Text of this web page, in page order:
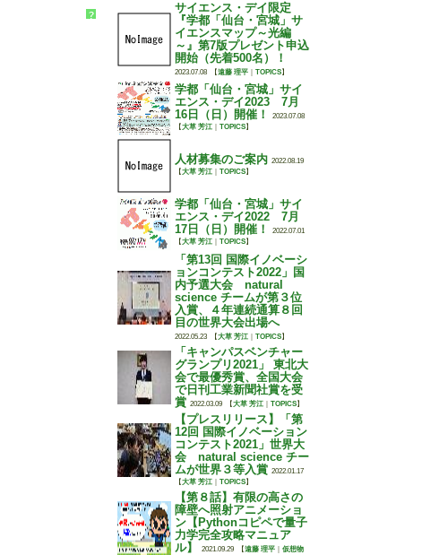
?
サイエンス・デイ限定
『学都「仙台・宮城」サ
イエンスマップ～光編
～』第7版プレゼント申込
開始（先着500名）！
2023.07.08 【遠藤 理平 TOPICS】
学都「仙台・宮城」サイ
エンス・デイ2023 7月
16日（日）開催！
2023.07.08
【大草 芳江 TOPICS】
人材募集のご案内 2022.08.19
【大草 芳江 TOPICS】
学都「仙台・宮城」サイ
エンス・デイ2022 7月
17日（日）開催！
2022.07.01
【大草 芳江 TOPICS】
「第13回 国際イノベーシ
ョンコンテスト2022」国
内予選大会 natural
science チームが第３位
入賞、４年連続通算８回
目の世界大会出場へ
2022.05.23 【大草 芳江 TOPICS】
「キャンパスベンチャー
グランプリ2021」 東北大
会で最優秀賞、全国大会
で日刊工業新聞社賞を受
賞 2022.03.09 【大草 芳江 TOPICS】
【プレスリリース】「第
12回 国際イノベーション
コンテスト2021」世界大
会 natural science チー
ムが世界３等入賞 2022.01.17
【大草 芳江 TOPICS】
【第８話】有限の高さの
障壁へ照射アニメーショ
ン【Pythonコピペで量子
力学完全攻略マニュア
ル】
2021.09.29 【遠藤 理平
仮想物